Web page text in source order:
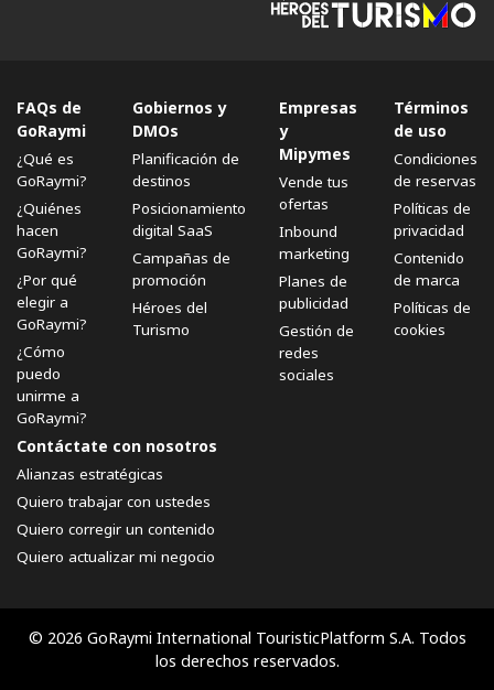
FAQs de
GoRaymi
¿Qué es
GoRaymi?
¿Quiénes
hacen
GoRaymi?
¿Por qué
elegir a
GoRaymi?
¿Cómo
puedo
unirme a
GoRaymi?
Gobiernos y
DMOs
Planificación de
destinos
Posicionamiento
digital SaaS
Campañas de
promoción
Héroes del
Turismo
Empresas
y
Mipymes
Vende tus
ofertas
Inbound
marketing
Planes de
publicidad
Gestión de
redes
sociales
Términos
de uso
Condiciones
de reservas
Políticas de
privacidad
Contenido
de marca
Políticas de
cookies
Contáctate con nosotros
Alianzas estratégicas
Quiero trabajar con ustedes
Quiero corregir un contenido
Quiero actualizar mi negocio
© 2026 GoRaymi International TouristicPlatform S.A. Todos
los derechos reservados.